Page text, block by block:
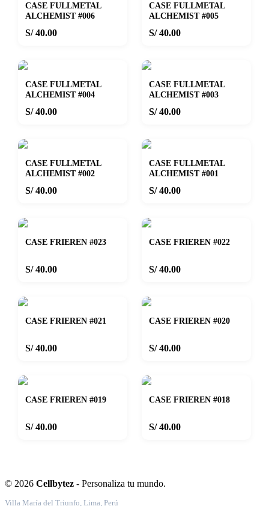
CASE FULLMETAL
ALCHEMIST #006
S/ 40.00
CASE FULLMETAL
ALCHEMIST #005
S/ 40.00
CASE FULLMETAL
ALCHEMIST #004
S/ 40.00
CASE FULLMETAL
ALCHEMIST #003
S/ 40.00
CASE FULLMETAL
ALCHEMIST #002
S/ 40.00
CASE FULLMETAL
ALCHEMIST #001
S/ 40.00
CASE FRIEREN #023
S/ 40.00
CASE FRIEREN #022
S/ 40.00
CASE FRIEREN #021
S/ 40.00
CASE FRIEREN #020
S/ 40.00
CASE FRIEREN #019
S/ 40.00
CASE FRIEREN #018
S/ 40.00
© 2026 Cellbytez - Personaliza tu mundo.
Villa María del Triunfo, Lima, Perú